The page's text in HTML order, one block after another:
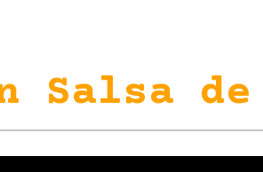
Salsa de